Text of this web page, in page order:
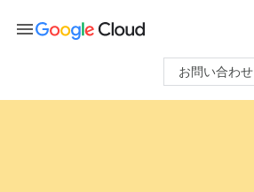
menu
お問い合わせ